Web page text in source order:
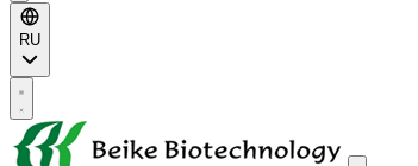
RU